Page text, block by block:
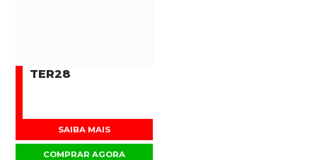
TER28
SAIBA MAIS
COMPRAR AGORA